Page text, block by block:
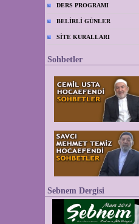
DERS PROGRAMI
BELİRLİ GÜNLER
SİTE KURALLARI
Sohbetler
Sebnem Dergisi